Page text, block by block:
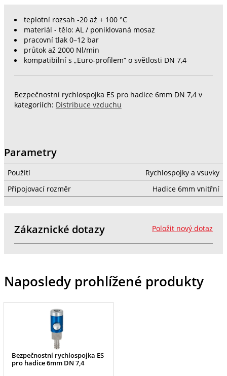
teplotní rozsah -20 až + 100 °C
materiál - tělo: AL / poniklovaná mosaz
pracovní tlak 0–12 bar
průtok až 2000 Nl/min
kompatibilní s „Euro-profilem“ o světlosti DN 7,4
Bezpečnostní rychlospojka ES pro hadice 6mm DN 7,4 v
kategoriích: Distribuce vzduchu
Parametry
Použití
Rychlospojky a vsuvky
Připojovací rozměr
Hadice 6mm vnitřní
Položit nový dotaz
Zákaznické dotazy
Naposledy prohlížené produkty
Bezpečnostní rychlospojka ES
pro hadice 6mm DN 7,4